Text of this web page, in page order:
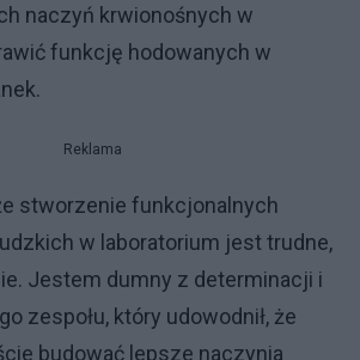
naczyń krwionośnych w
funkcję hodowanych w
Reklama
stworzenie funkcjonalnych
w laboratorium jest trudne,
Jestem dumny z determinacji i
zespołu, który udowodnił, że
budować lepsze naczynia